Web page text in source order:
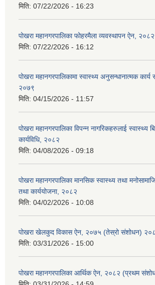
मिति: 07/22/2026 - 16:23
पोखरा महानगरपालिका फोहरमैला व्यवस्थापन ऐन, २०८२
मिति: 07/22/2026 - 16:12
पोखरा महानगरपालिकामा स्वास्थ्य अनुसन्धानात्मक कार्य
२०७९
मिति: 04/15/2026 - 11:57
पोखरा महानगरपालिका विपन्न नागरिकहरुलाई स्वास्थ्य
कार्यविधि, २०८२
मिति: 04/08/2026 - 09:18
पोखरा महानगरपालिका मानसिक स्वास्थ्य तथा
तथा कार्ययोजना, २०८२
मिति: 04/02/2026 - 10:08
पोखरा खेलकुद विकास ऐन, २०७५ (तेस्रो संशोधन)
मिति: 03/31/2026 - 15:00
पोखरा महानगरपालिका आर्थिक ऐन, २०८२ (प्रथम